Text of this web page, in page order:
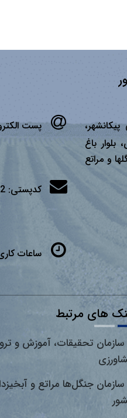
باغ
و مراتع
پست
کدپستی:
ساعات
های مرتبط
سازمان تحقیقات، آموزش و
سازمان جنگل‌ها مراتع و